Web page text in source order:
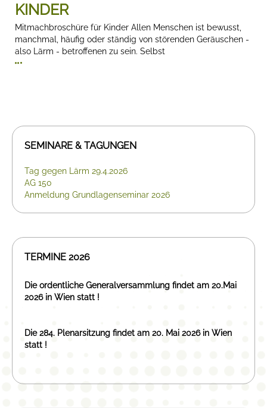
KINDER
Mitmachbroschüre für Kinder Allen Menschen ist bewusst,
manchmal, häufig oder ständig von störenden Geräuschen -
also Lärm - betroffenen zu sein. Selbst
SEMINARE & TAGUNGEN
Tag gegen Lärm 29.4.2026
AG 150
Anmeldung Grundlagenseminar 2026
TERMINE 2026
Die ordentliche Generalversammlung findet am 20.Mai
2026 in Wien statt !
Die 284. Plenarsitzung findet am 20. Mai 2026 in Wien
statt !